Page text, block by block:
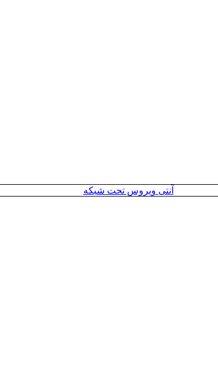
آنتی ویروس تحت شبکه